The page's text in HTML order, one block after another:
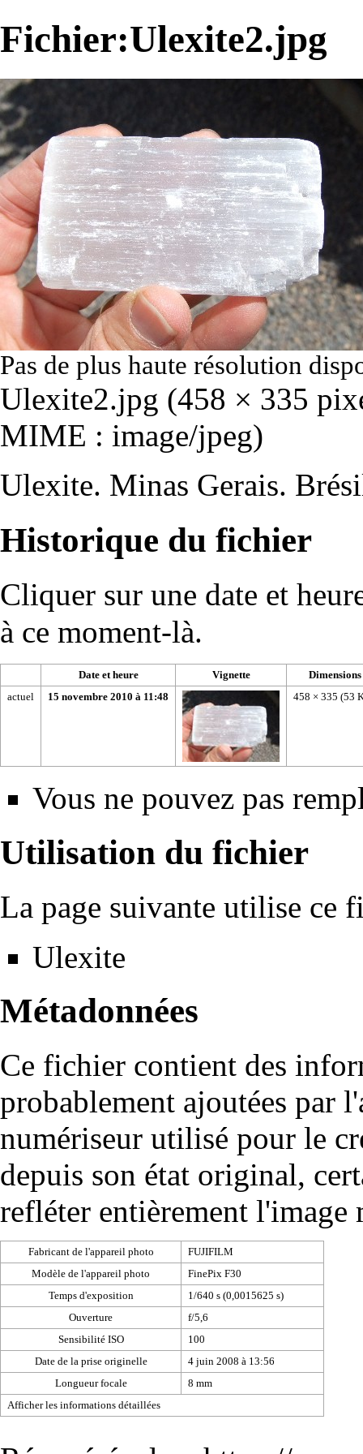
Fichier:Ulexite2.jpg
Pas de plus haute résolution
Ulexite2.jpg (458 × 335
MIME : image/jpeg)
Ulexite. Minas Gerais.
Historique du fichier
Cliquer sur une date et
à ce moment-là.
Date et heure Vignette
Dimensions
actuel
15 novembre 2010 à 11:48 458 × 335 (53
Vous ne pouvez pas
Utilisation du fichier
La page suivante utilise ce
Ulexite
Métadonnées
Ce fichier contient des
probablement ajoutées par
numériseur utilisé pour le
depuis son état original,
refléter entièrement l'image
Fabricant de l'appareil photo
FUJIFILM
Modèle de l'appareil photo
FinePix F30
Temps d'exposition
1/640 s (0,0015625 s)
Ouverture
f/5,6
Sensibilité ISO
100
Date de la prise originelle
4 juin 2008 à 13:56
Longueur focale
8 mm
Afficher les informations détaillées